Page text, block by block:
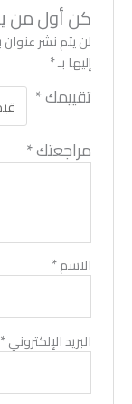
كن أول من
لن يتم نشر عنوان
إليها بـ*
تقييمك*
مراجعتك*
الاسم*
البريد الإلكتروني*